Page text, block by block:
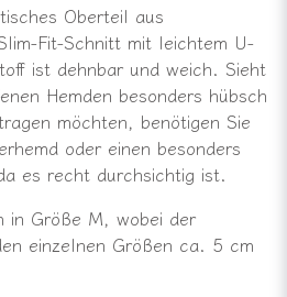
Oberteil aus
Fit-Schnitt mit leichtem U-
ist dehnbar und weich. Sieht
Hemden besonders hübsch
möchten, benötigen Sie
oder einen besonders
es recht durchsichtig ist.
in Größe M, wobei der
einzelnen Größen ca. 5 cm